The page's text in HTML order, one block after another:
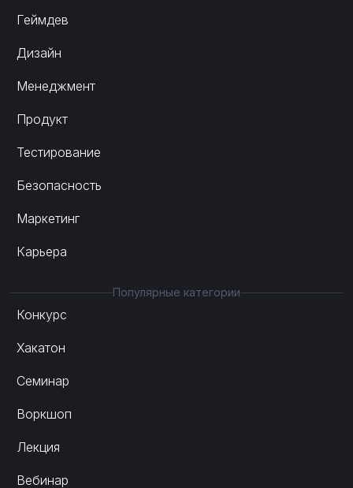
Геймдев
Дизайн
Менеджмент
Продукт
Тестирование
Безопасность
Маркетинг
Карьера
Популярные категории
Конкурс
Хакатон
Семинар
Воркшоп
Лекция
Вебинар